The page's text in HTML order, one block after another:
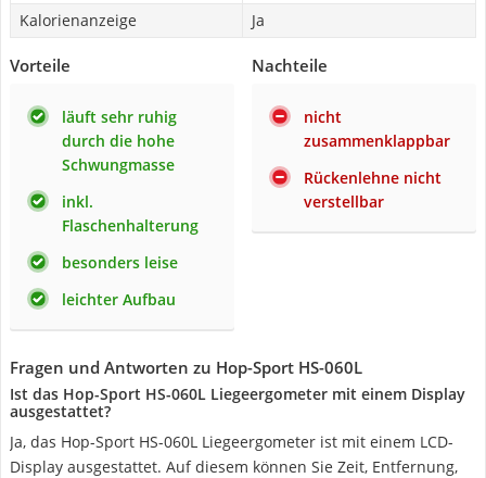
Kalorienanzeige
Ja
Vorteile
läuft sehr ruhig
durch die hohe
Schwungmasse
inkl.
Flaschenhalterung
besonders leise
leichter Aufbau
Nachteile
nicht
zusammenklappbar
Rückenlehne nicht
verstellbar
Fragen und Antworten zu Hop-Sport HS-060L
Ist das Hop-Sport HS-060L Liegeergometer mit einem Display
ausgestattet?
Ja, das Hop-Sport HS-060L Liegeergometer ist mit einem LCD-
Display ausgestattet. Auf diesem können Sie Zeit, Entfernung,